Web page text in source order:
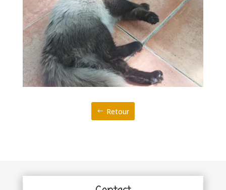
Retour